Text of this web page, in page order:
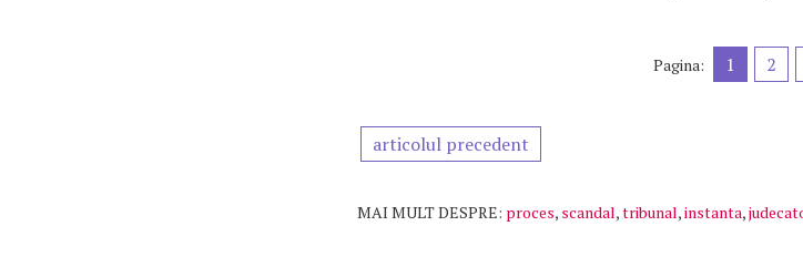
Pagina: 1 2
articolul precedent
MAI MULT DESPRE: proces, scandal,tribunal,instanta,